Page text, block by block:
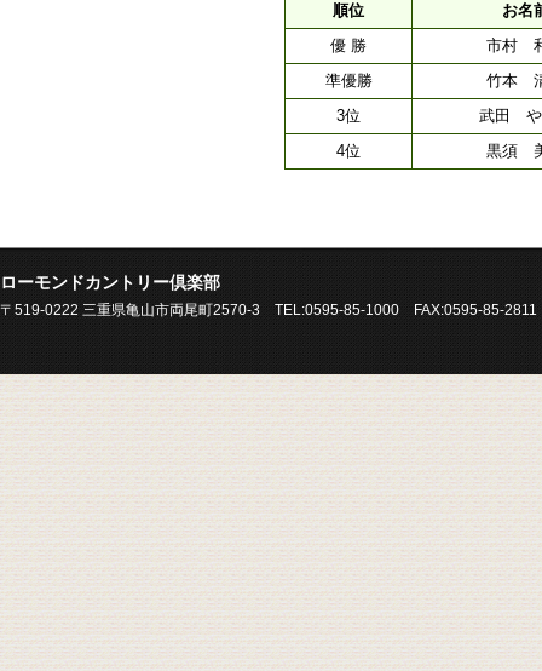
順位
お名
優 勝
市村
準優勝
竹本
3位
武田 や
4位
黒須
ローモンドカントリー倶楽部
〒519-0222 三重県亀山市両尾町2570-3 TEL:0595-85-1000 FAX:0595-85-2811